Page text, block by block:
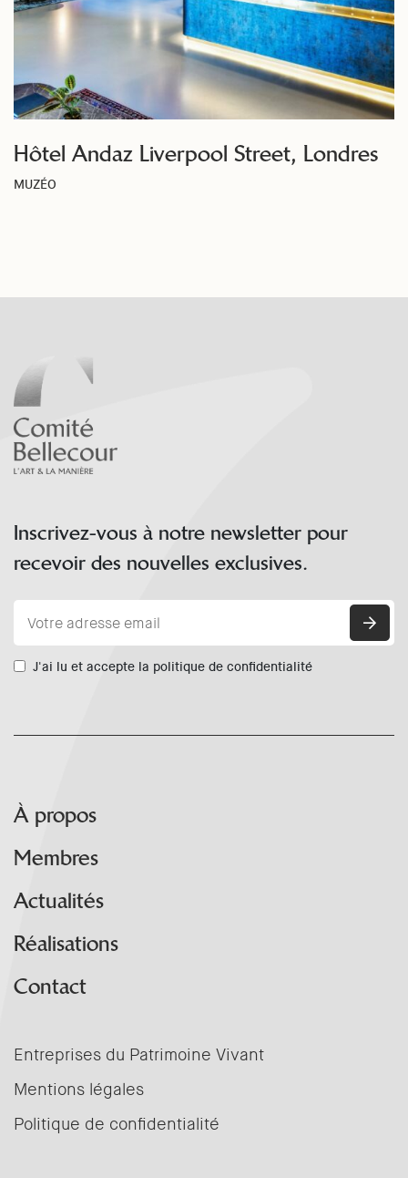
Hôtel Andaz Liverpool Street, Londres
MUZÉO
Inscrivez-vous à notre newsletter pour
recevoir des nouvelles exclusives.
J'ai lu et accepte la politique de confidentialité
À propos
Membres
Actualités
Réalisations
Contact
Entreprises du Patrimoine Vivant
Mentions légales
Politique de confidentialité